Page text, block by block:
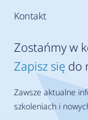
Kontakt
Zostańmy w
Zapisz się do
Zawsze aktualne
szkoleniach i